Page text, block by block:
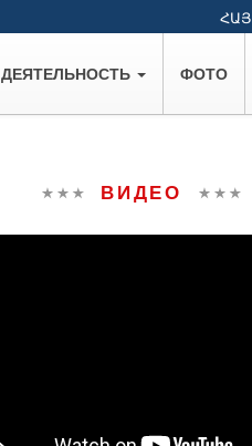
ՀԱՅ
ДЕЯТЕЛЬНОСТЬ ФОТО
ВИДЕО